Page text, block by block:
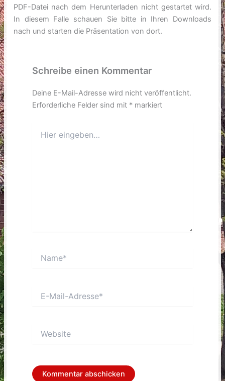
PDF-Datei nach dem Herunterladen nicht gestartet wird.
In diesem Falle schauen Sie bitte in Ihren Downloads
nach und starten die Präsentation von dort.
Schreibe einen Kommentar
Deine E-Mail-Adresse wird nicht veröffentlicht.
Erforderliche Felder sind mit *markiert
eingeben…
Mail-